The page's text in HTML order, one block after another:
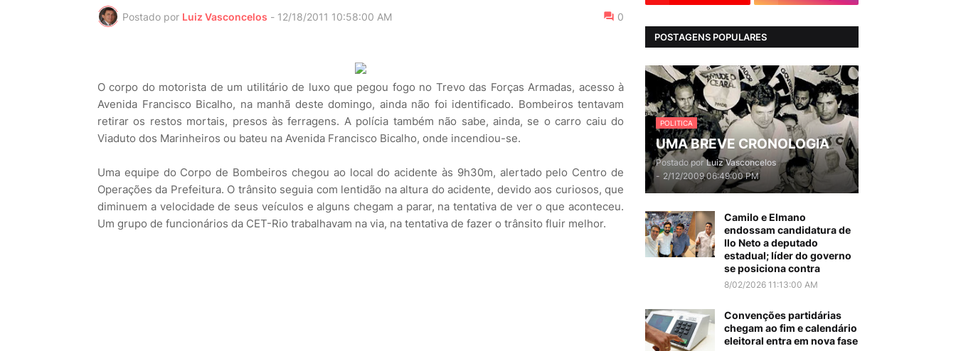
Postado por Luiz Vasconcelos - 12/18/2011 10:58:00 AM 0
O corpo do motorista de um utilitário de luxo que pegou fogo no Trevo das Forças Armadas, acesso à
Avenida Francisco Bicalho, na manhã deste domingo, ainda não foi identificado. Bombeiros tentavam
retirar os restos mortais, presos às ferragens. A polícia também não sabe, ainda, se o carro caiu do
Viaduto dos Marinheiros ou bateu na Avenida Francisco Bicalho, onde incendiou-se.
Uma equipe do Corpo de Bombeiros chegou ao local do acidente às 9h30m, alertado pelo Centro de
Operações da Prefeitura. O trânsito seguia com lentidão na altura do acidente, devido aos curiosos, que
diminuem a velocidade de seus veículos e alguns chegam a parar, na tentativa de ver o que aconteceu.
Um grupo de funcionários da CET-Rio trabalhavam na via, na tentativa de fazer o trânsito fluir melhor.
POSTAGENS POPULARES
POLITICA
UMA BREVE CRONOLOGIA
Postado por Luiz Vasconcelos
- 2/12/2009 06:49:00 PM
Camilo e Elmano
endossam candidatura de
Ilo Neto a deputado
estadual; líder do governo
se posiciona contra
8/02/2026 11:13:00 AM
Convenções partidárias
chegam ao fim e calendário
eleitoral entra em nova fase